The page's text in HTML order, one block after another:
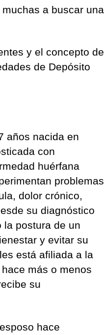
a buscar una
y el concepto de
de Depósito
años nacida en
con
huérfana
problemas
dolor crónico,
su diagnóstico
la postura de un
y evitar su
está afiliada a la
más o menos
su
hace